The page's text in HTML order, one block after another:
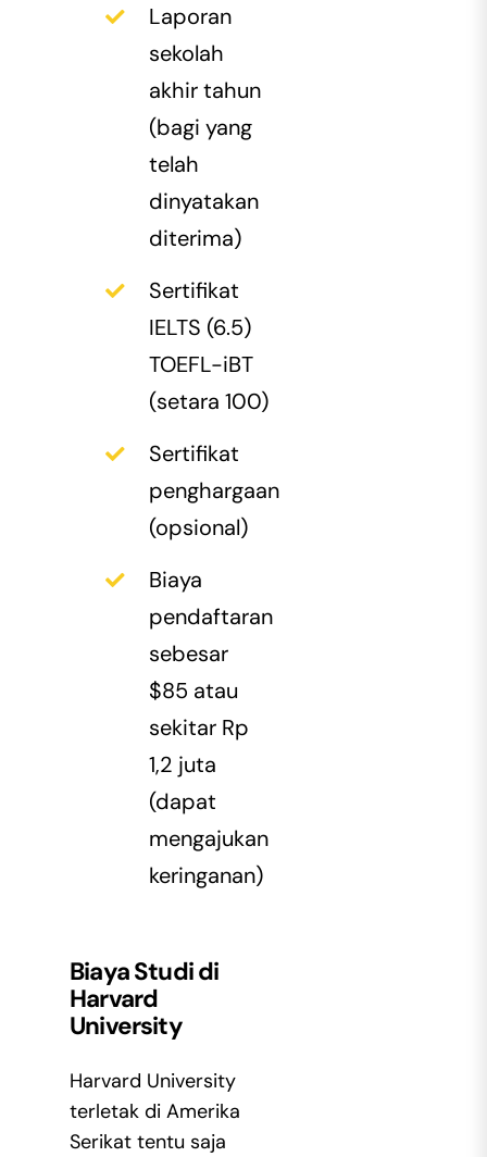
Laporan
sekolah
akhir tahun
(bagi yang
telah
dinyatakan
diterima)
Sertifikat
IELTS (6.5)
TOEFL-iBT
(setara 100)
Sertifikat
penghargaan
(opsional)
Biaya
pendaftaran
sebesar
$85 atau
sekitar Rp
1,2 juta
(dapat
mengajukan
keringanan)
Biaya Studi di
Harvard
University
Harvard University
terletak di Amerika
Serikat tentu saja